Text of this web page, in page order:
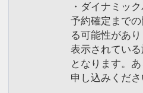
・ダイナミッ
予約確定まで
る可能性があ
表示されてい
となります。
申し込みくださ